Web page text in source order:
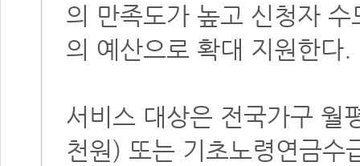
의 만족도가 높고 신청자
의 예산으로 확대 지원한다.
서비스 대상은 전국가구
천원) 또는 기초노령연금수